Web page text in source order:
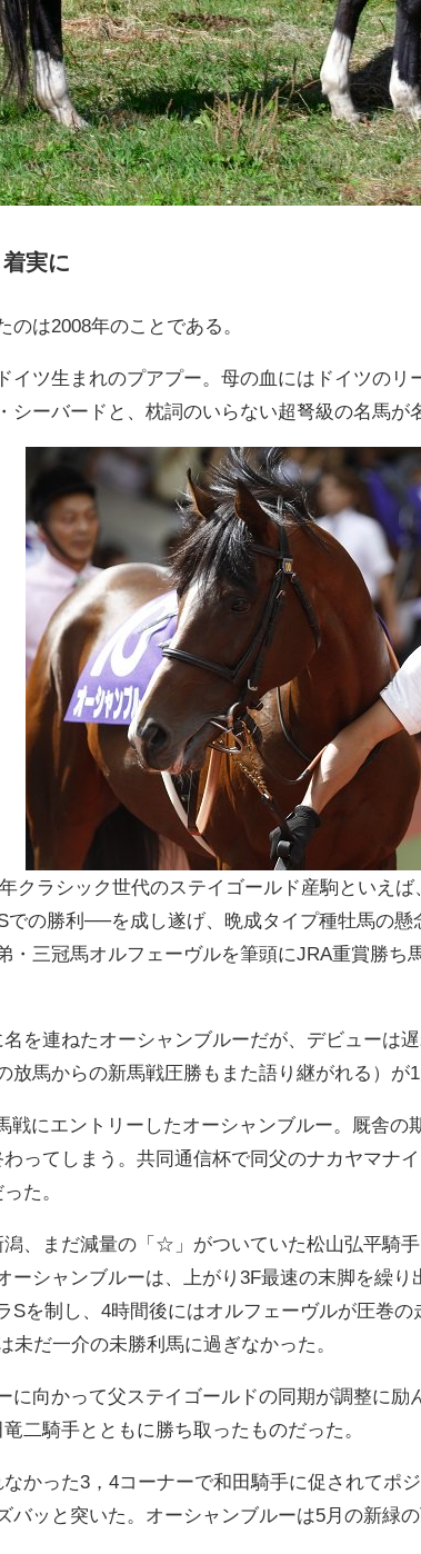
実に
は2008年のことである。
イツ生まれのプアプー。母の血にはドイツの
シーバードと、枕詞のいらない超弩級の名馬が
クラシック世代のステイゴールド産駒といえ
での勝利──を成し遂げ、晩成タイプ種牡馬の
・三冠馬オルフェーヴルを筆頭にJRA重賞勝
を連ねたオーシャンブルーだが、デビューは
放馬からの新馬戦圧勝もまた語り継がれる）が
戦にエントリーしたオーシャンブルー。厩舎
ってしまう。共同通信杯で同父のナカヤマナ
た。
、まだ減量の「☆」がついていた松山弘平騎
ーシャンブルーは、上がり3F最速の末脚を繰
Sを制し、4時間後にはオルフェーヴルが圧巻
未だ一介の未勝利馬に過ぎなかった。
に向かって父ステイゴールドの同期が調整に
二騎手とともに勝ち取ったものだった。
かった3，4コーナーで和田騎手に促されてポ
バッと突いた。オーシャンブルーは5月の新緑